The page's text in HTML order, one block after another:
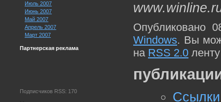
Июль 2007
Июнь 2007
Май 2007
Апрель 2007
Март 2007
Партнерская реклама
Подписчиков RSS: 170
Опубликовано
Windows. Вы
на RSS 2.0